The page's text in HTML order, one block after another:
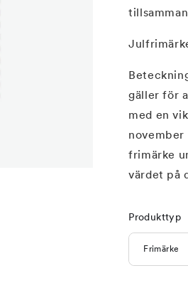
gäller för
med en
frimärke
värdet på
Produkttyp